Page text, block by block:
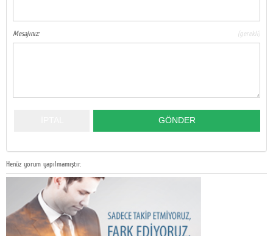
Mesajınız: (gerekli)
Henüz yorum yapılmamıştır.